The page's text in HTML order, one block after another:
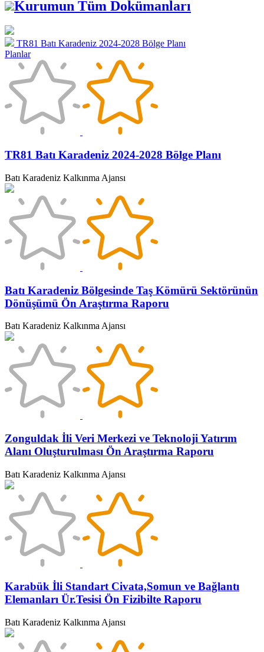
Kurumun Tüm Dokümanları
TR81 Batı Karadeniz 2024-2028 Bölge Planı
Planlar
TR81 Batı Karadeniz 2024-2028 Bölge Planı
Batı Karadeniz Kalkınma Ajansı
Batı Karadeniz Bölgesinde Taş Kömürü Sektörünün
Dönüşümü Ön Araştırma Raporu
Batı Karadeniz Kalkınma Ajansı
Zonguldak İli Veri Merkezi ve Teknoloji Yatırım
Alanı Oluşturulması Ön Araştırma Raporu
Batı Karadeniz Kalkınma Ajansı
Karabük İli Standart Civata,Somun ve Bağlantı
Elemanları Ür.Tesisi Ön Fizibilte Raporu
Batı Karadeniz Kalkınma Ajansı